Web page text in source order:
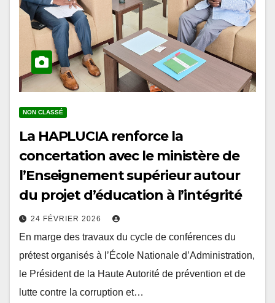
La HAPLUCIA renforce la
concertation avec le ministère de
l’Enseignement supérieur autour
du projet d’éducation à l’intégrité
24 FÉVRIER 2026
En marge des travaux du cycle de conférences du
prétest organisés à l’École Nationale d’Administration,
le Président de la Haute Autorité de prévention et de
lutte contre la corruption et…